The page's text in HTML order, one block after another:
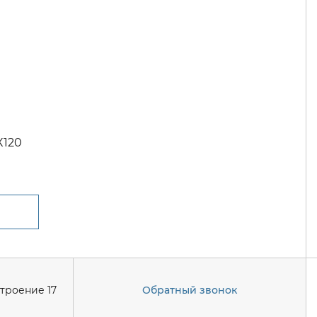
17 Обратный звонок